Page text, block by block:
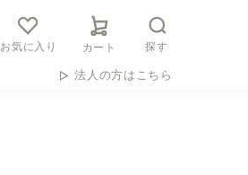
お気に入り カート 探す
法人の方はこちら